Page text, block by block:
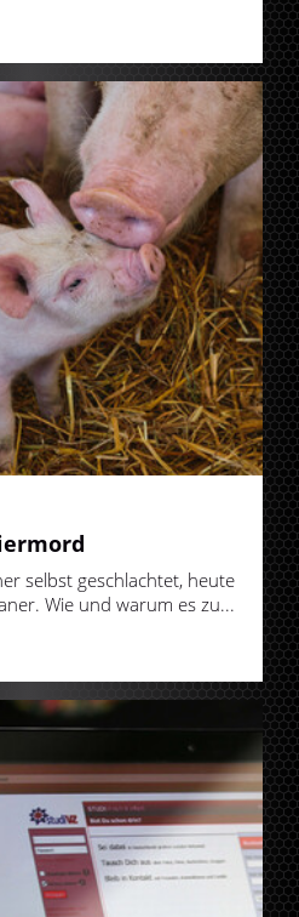
selbst geschlachtet, heute
Wie und warum es zu...